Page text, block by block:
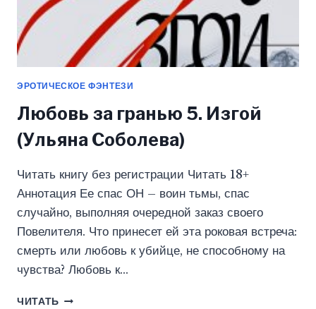
ЭРОТИЧЕСКОЕ ФЭНТЕЗИ
Любовь за гранью 5. Изгой
(Ульяна Соболева)
Читать книгу без регистрации Читать 18+
Аннотация Ее спас ОН – воин тьмы, спас
случайно, выполняя очередной заказ своего
Повелителя. Что принесет ей эта роковая встреча:
смерть или любовь к убийце, не способному на
чувства? Любовь к…
ЧИТАТЬ ЛЮБОВЬ